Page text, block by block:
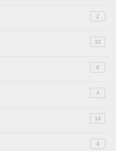
2
10
8
4
14
4